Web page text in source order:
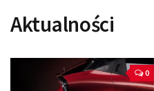
Aktualności
0